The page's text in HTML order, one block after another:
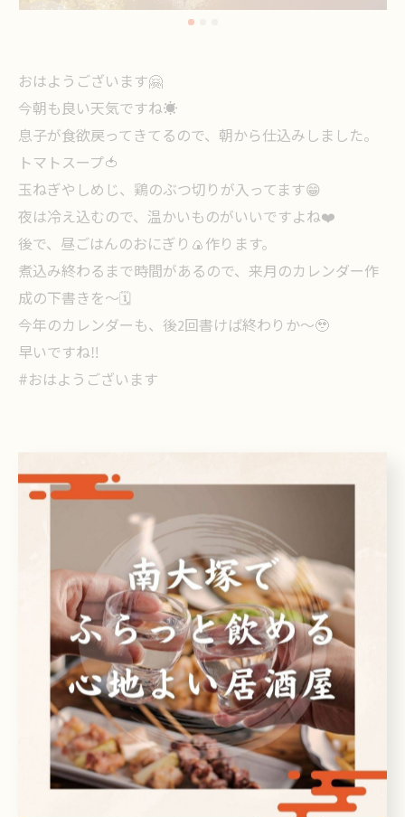
おはようございます🤗
今朝も良い天気ですね☀️
息子が食欲戻ってきてるので、朝から仕込みしました。
トマトスープ🍅
玉ねぎやしめじ、鶏のぶつ切りが入ってます😁
夜は冷え込むので、温かいものがいいですよね❤️
後で、昼ごはんのおにぎり🍙作ります。
煮込み終わるまで時間があるので、来月のカレンダー作
成の下書きを〜🗓
今年のカレンダーも、後2回書けば終わりか〜🥹
早いですね‼️
#おはようございます
一覧に戻る
カテゴリー Categories
全てのカテゴリー
日本酒
ビール
焼酎
刺身